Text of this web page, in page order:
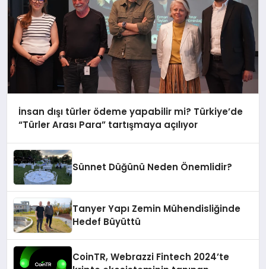
İnsan dışı türler ödeme yapabilir mi? Türkiye’de
“Türler Arası Para” tartışmaya açılıyor
Sünnet Düğünü Neden Önemlidir?
Tanyer Yapı Zemin Mühendisliğinde
Hedef Büyüttü
CoinTR, Webrazzi Fintech 2024’te